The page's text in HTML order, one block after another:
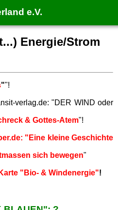
e.V.
Seiten)
Energie/Strom
""!
verlag.de: "DER WIND oder
& Gottes-Atem"!
"Eine kleine Geschichte
sich bewegen"
"Bio- & Windenergie"!